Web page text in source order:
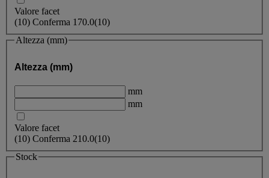
Valore facet
(10) Conferma 170.0(10)
Altezza (mm)
Altezza (mm)
mm
mm
Valore facet
(10) Conferma 210.0(10)
Stock